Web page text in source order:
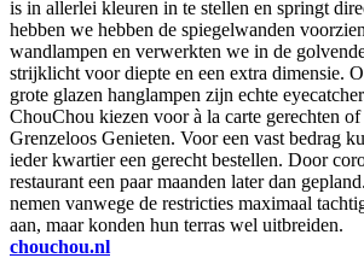
is in allerlei kleuren in te stellen en springt
hebben we hebben de spiegelwanden
wandlampen en verwerkten we in de
strijklicht voor diepte en een extra dimensie.
grote glazen hanglampen zijn echte
ChouChou kiezen voor à la carte gerechten
Grenzeloos Genieten. Voor een vast bedrag
ieder kwartier een gerecht bestellen. Door
restaurant een paar maanden later dan
nemen vanwege de restricties maximaal
aan, maar konden hun terras wel uitbreiden.
chouchou.nl